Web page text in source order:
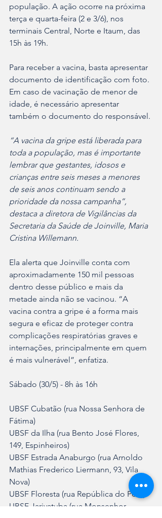
população. A ação ocorre na próxima
terça e quarta-feira (2 e 3/6), nos
terminais Central, Norte e Itaum, das
15h às 19h.
Para receber a vacina, basta apresentar
documento de identificação com foto.
Em caso de vacinação de menor de
idade, é necessário apresentar
também o documento do responsável.
“A vacina da gripe está liberada para
toda a população, mas é importante
lembrar que gestantes, idosos e
crianças entre seis meses a menores
de seis anos continuam sendo a
prioridade da nossa campanha”,
destaca a diretora de Vigilâncias da
Secretaria da Saúde de Joinville, Maria
Cristina Willemann.
Ela alerta que Joinville conta com
aproximadamente 150 mil pessoas
dentro desse público e mais da
metade ainda não se vacinou. “A
vacina contra a gripe é a forma mais
segura e eficaz de proteger contra
complicações respiratórias graves e
internações, principalmente em quem
é mais vulnerável”, enfatiza.
Sábado (30/5) - 8h às 16h
UBSF Cubatão (rua Nossa Senhora de
Fátima)
UBSF da Ilha (rua Bento José Flores,
149, Espinheiros)
UBSF Estrada Anaburgo (rua Arnoldo
Mathias Frederico Liermann, 93, Vila
Nova)
UBSF Floresta (rua República do Peru)
UBSF Jarivatuba (rua Monsenhor